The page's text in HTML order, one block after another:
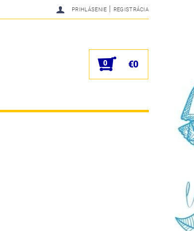
PRIHLÁSENIE | REGISTRÁCIA
0 €0